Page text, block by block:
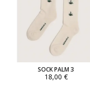
SOCK PALM 3
18,00 €